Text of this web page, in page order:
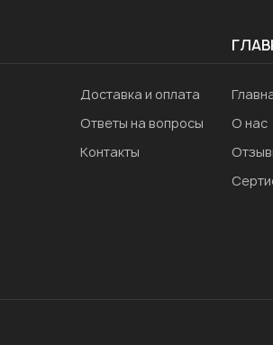
Доставка и оплата
Ответы на вопросы
Контакты
О нас